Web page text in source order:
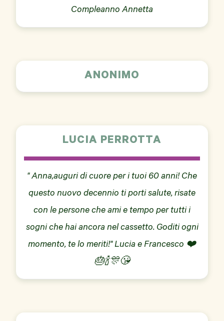
Compleanno Annetta
ANONIMO
LUCIA PERROTTA
" Anna,auguri di cuore per i tuoi 60 anni! Che
questo nuovo decennio ti porti salute, risate
con le persone che ami e tempo per tutti i
sogni che hai ancora nel cassetto. Goditi ogni
momento, te lo meriti!" Lucia e Francesco ❤️
🎂🍾🎊😘